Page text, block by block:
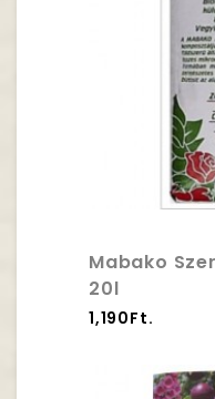
Mabako
20l
1,190Ft.